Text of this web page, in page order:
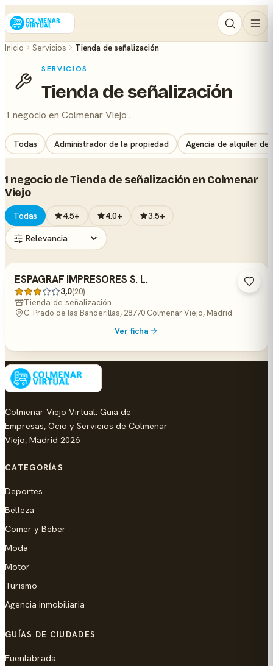
Inicio Servicios Tienda de señalización
SERVICIOS
Tienda de señalización
1 negocio en Colmenar Viejo .
Todas Administrador de la propiedad Agencia de alquiler de
1 negocio de Tienda de señalización en Colmenar
Viejo
Todas 4.5+ 4.0+ 3.5+
ESPAGRAF IMPRESORES S. L.
3,0(20)
Tienda de señalización
C. Prado de las Banderillas, 28770 Colmenar Viejo, Madrid
Ver ficha
Colmenar Viejo Virtual: Guia de
Empresas, Ocio y Servicios de Colmenar
Viejo, Madrid 2026
CATEGORÍAS
Deportes
Belleza
Comer y Beber
Moda
Motor
Turismo
Agencia inmobiliaria
GUÍAS DE CIUDADES
Fuenlabrada